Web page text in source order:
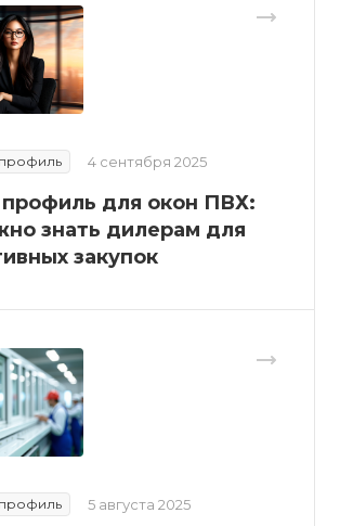
4 сентября 2025
профиль для окон ПВХ:
знать дилерам для
закупок
5 августа 2025